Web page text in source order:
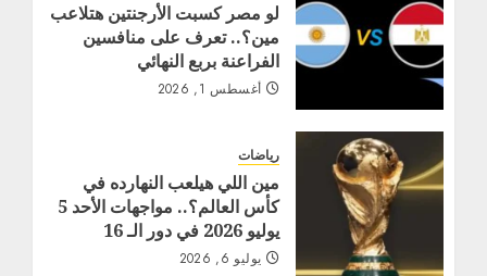
لو مصر كسبت الأرجنتين هتلاعب
مين؟.. تعرف على منافسين
الفراعنة بربع النهائي
أغسطس 1, 2026
رياضات
مين اللي هيلعب النهارده في
كأس العالم؟.. مواجهات الأحد 5
يوليو 2026 في دور الـ 16
يوليو 6, 2026